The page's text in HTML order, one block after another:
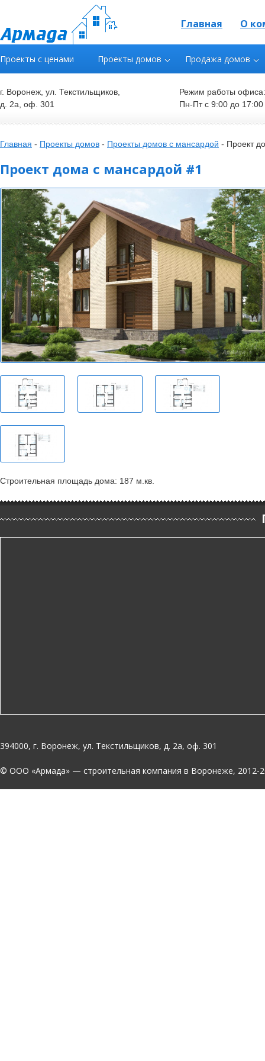
Главная О
Проекты с ценами Проекты домов Продажа домов
г. Воронеж, ул. Текстильщиков,
д. 2а, оф. 301
Режим работы офиса:
Пн-Пт с 9:00 до 17:00
Главная - Проекты домов - Проекты домов с мансардой - Проект
Проект дома с мансардой #1
Строительная площадь дома: 187 м.кв.
394000, г. Воронеж, ул. Текстильщиков, д. 2а, оф. 301
© OOO «Армада» — строительная компания в Воронеже, 2012-